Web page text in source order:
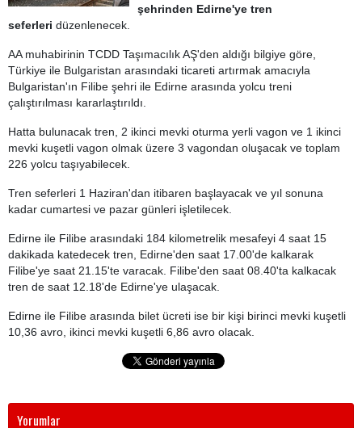
şehrinden Edirne'ye tren
seferleri düzenlenecek.
AA muhabirinin TCDD Taşımacılık AŞ'den aldığı bilgiye göre,
Türkiye ile Bulgaristan arasındaki ticareti artırmak amacıyla
Bulgaristan'ın Filibe şehri ile Edirne arasında yolcu treni
çalıştırılması kararlaştırıldı.
Hatta bulunacak tren, 2 ikinci mevki oturma yerli vagon ve 1 ikinci
mevki kuşetli vagon olmak üzere 3 vagondan oluşacak ve toplam
226 yolcu taşıyabilecek.
Tren seferleri 1 Haziran'dan itibaren başlayacak ve yıl sonuna
kadar cumartesi ve pazar günleri işletilecek.
Edirne ile Filibe arasındaki 184 kilometrelik mesafeyi 4 saat 15
dakikada katedecek tren, Edirne'den saat 17.00'de kalkarak
Filibe'ye saat 21.15'te varacak. Filibe'den saat 08.40'ta kalkacak
tren de saat 12.18'de Edirne'ye ulaşacak.
Edirne ile Filibe arasında bilet ücreti ise bir kişi birinci mevki kuşetli
10,36 avro, ikinci mevki kuşetli 6,86 avro olacak.
Yorumlar